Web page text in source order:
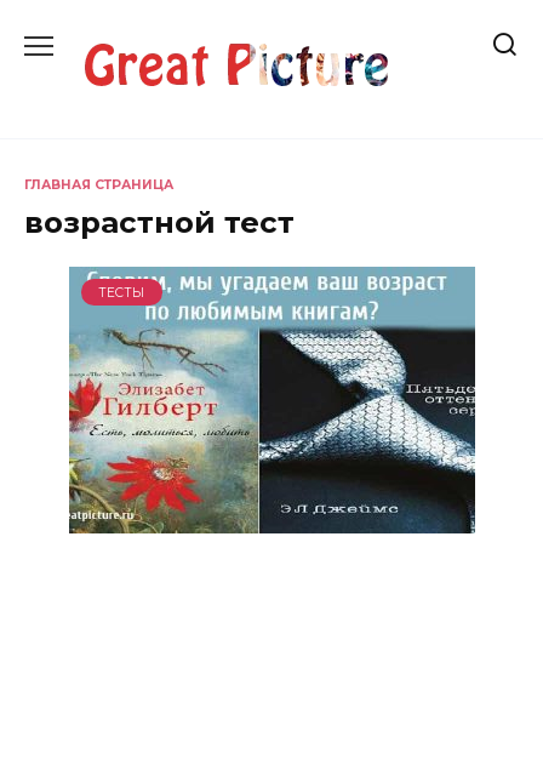
содержанию
ГЛАВНАЯ СТРАНИЦА
возрастной тест
ТЕСТЫ